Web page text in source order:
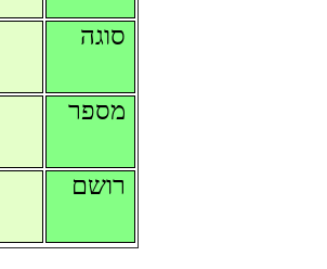
סוגה
מספר
רושם